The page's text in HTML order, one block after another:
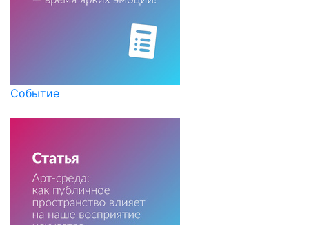
Событие